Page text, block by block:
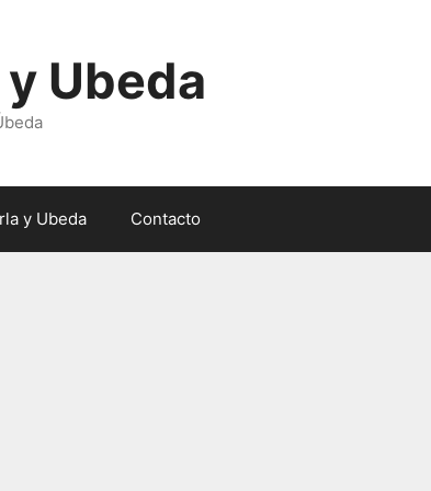
Ubeda
y Ubeda Contacto